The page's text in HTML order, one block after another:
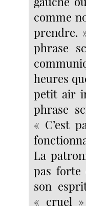
comme
prendre.
phrase
heures
petit air
phrase
« C’est
La
pas forte
son
« cruel